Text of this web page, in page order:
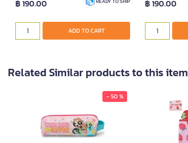
฿ 190.00
ADD TO CART
฿ 190.00
Related Similar products to this item
- 50 %